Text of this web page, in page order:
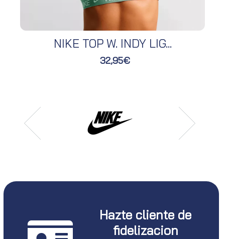
NIKE TOP W. INDY LIG...
32,95€
Hazte cliente de
fidelizacion